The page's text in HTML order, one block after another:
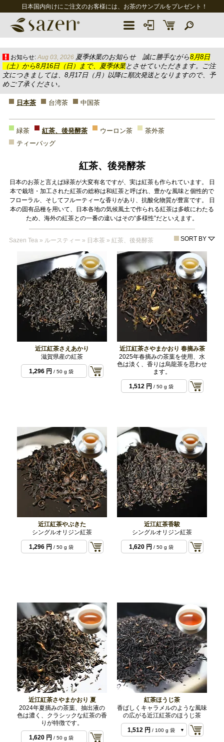
日本国内向けにご注文のお客様には、お茶のサンプルをプレゼント！
お知らせ: Aug 03, 2026 夏季休業のお知らせ 誠に勝手ながら8月8日
（土）から8月16日（日）まで、夏季休業とさせていただきます。ご注
文につきましては、8月17日（月）以降に順次発送となりますので、予
めご了承ください。
日本茶 台湾茶 中国茶
緑茶 紅茶、後発酵茶 ウーロン茶
茶外茶
ティーバッグ
紅茶、後発酵茶
日本のお茶と言えば緑茶が大変有名ですが、実は紅茶も作られています。 日
本で栽培・加工された紅茶の総称は和紅茶と呼ばれ、豊かな風味と個性的で
フローラル、そしてフルーティーな香りがあり、抗酸化物質が豊富です。 日
本の固有品種を用いて、日本各地の気候風土で作られる紅茶は多岐にわたる
ため、海外の紅茶との一番の違いはその“多様性”だといえます。
Sazen Tea» ルースティー » 日本茶» 紅茶、後発酵茶 SORT BY
近江紅茶さえあかり
滋賀県産の紅茶
1,296 円 / 50 g 袋
近江紅茶さやまかおり 春摘み茶
2025年春摘みの茶葉を使用、水
色は淡く、香りは烏龍茶を思わせ
ます。
1,512 円 / 50 g 袋
近江紅茶やぶきた
シングルオリジン紅茶
1,296 円 / 50 g 袋
近江紅茶香駿
シングルオリジン紅茶
1,620 円 / 50 g 袋
近江紅茶さやまかおり 夏
2024年夏摘みの茶葉、抽出液の
色は濃く、クラシックな紅茶の香
りが特徴です。
1,620 円 / 50 g 袋
紅茶ほうじ茶
香ばしくキャラメルのような風味
の広がる近江紅茶のほうじ茶
1,512 円 / 100 g 袋